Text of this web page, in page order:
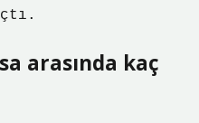
arasında kaç